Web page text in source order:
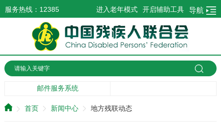
服务热线：12385 导航
开启辅助工具
进入老年模式
邮件服务系统
首页 新闻中心 地方残联动态